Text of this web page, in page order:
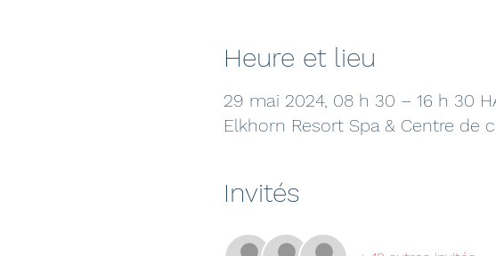
Heure et lieu
29 mai 2024, 08 h 30 – 16 h 30
Elkhorn Resort Spa & Centre de
Invités